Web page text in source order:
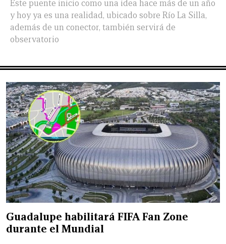
Este puente inicio como una idea hace más de un año
y hoy ya es una realidad, ubicado sobre Río La Silla,
además de un conector, también servirá de
observatorio
Guadalupe habilitará FIFA Fan Zone
durante el Mundial